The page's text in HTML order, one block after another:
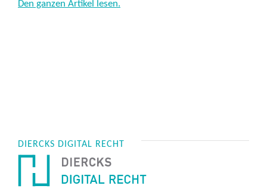
Den ganzen Artikel lesen.
DIERCKS DIGITAL RECHT